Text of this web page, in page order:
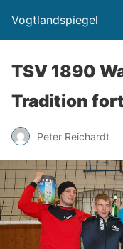
Vogtlandspiegel
TSV 1890
Tradition
Peter Reichardt